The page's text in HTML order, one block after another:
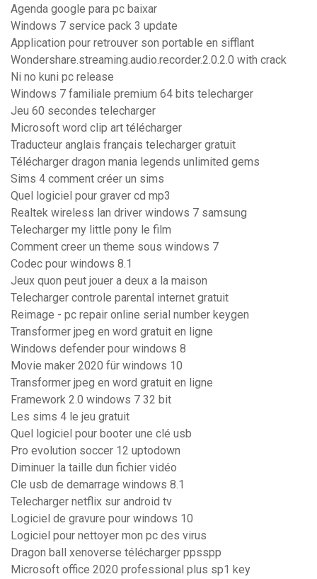
Agenda google para pc baixar
Windows 7 service pack 3 update
Application pour retrouver son portable en sifflant
Wondershare.streaming.audio.recorder.2.0.2.0 with crack
Ni no kuni pc release
Windows 7 familiale premium 64 bits telecharger
Jeu 60 secondes telecharger
Microsoft word clip art télécharger
Traducteur anglais français telecharger gratuit
Télécharger dragon mania legends unlimited gems
Sims 4 comment créer un sims
Quel logiciel pour graver cd mp3
Realtek wireless lan driver windows 7 samsung
Telecharger my little pony le film
Comment creer un theme sous windows 7
Codec pour windows 8.1
Jeux quon peut jouer a deux a la maison
Telecharger controle parental internet gratuit
Reimage - pc repair online serial number keygen
Transformer jpeg en word gratuit en ligne
Windows defender pour windows 8
Movie maker 2020 für windows 10
Transformer jpeg en word gratuit en ligne
Framework 2.0 windows 7 32 bit
Les sims 4 le jeu gratuit
Quel logiciel pour booter une clé usb
Pro evolution soccer 12 uptodown
Diminuer la taille dun fichier vidéo
Cle usb de demarrage windows 8.1
Telecharger netflix sur android tv
Logiciel de gravure pour windows 10
Logiciel pour nettoyer mon pc des virus
Dragon ball xenoverse télécharger ppsspp
Microsoft office 2020 professional plus sp1 key